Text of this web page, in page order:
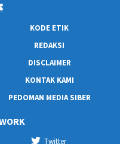
KODE ETIK
REDAKSI
DISCLAIMER
KONTAK KAMI
PEDOMAN MEDIA SIBER
Twitter